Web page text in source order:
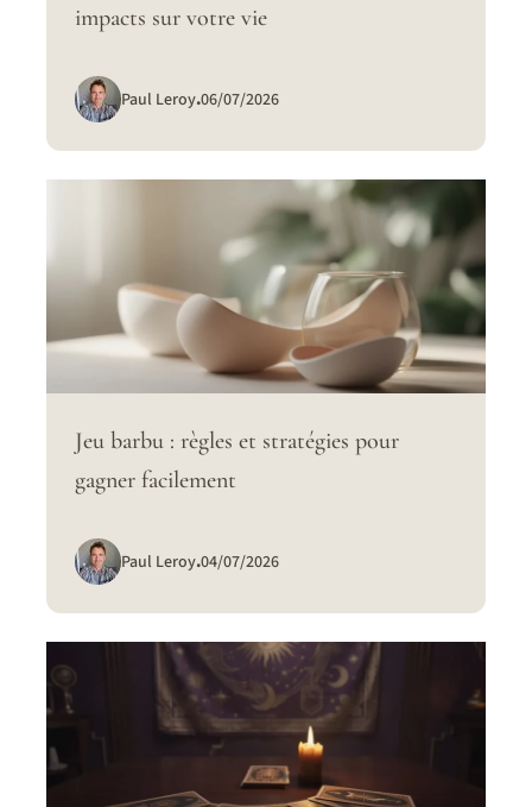
impacts sur votre vie
Paul Leroy.06/07/2026
Jeu barbu : règles et stratégies pour
gagner facilement
Paul Leroy.04/07/2026